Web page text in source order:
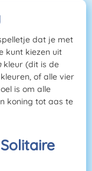
dat je met
kunt kiezen uit
kleur (dit is de
of alle vier
is om alle
koning tot aas te